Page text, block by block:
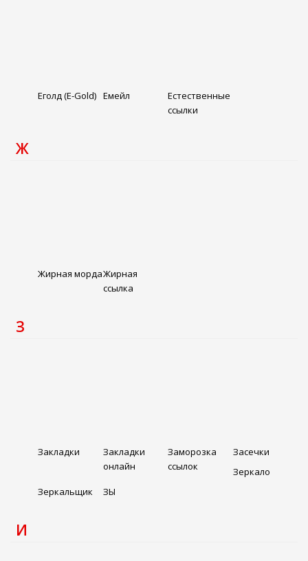
Еголд (E-Gold) Емейл
Естественные
ссылки
Ж
Жирная мордаЖирная
ссылка
З
Закладки
Закладки
онлайн
Заморозка
ссылок
Засечки
Зеркало
Зеркальщик
ЗЫ
И